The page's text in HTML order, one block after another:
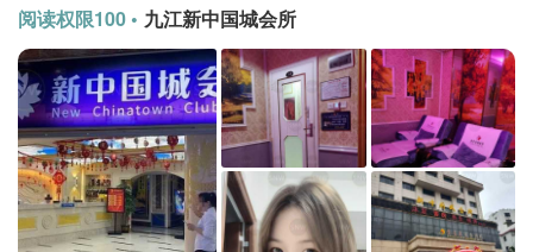
阅读权限100 • 九江新中国城会所